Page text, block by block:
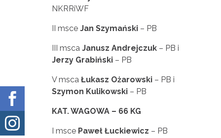


NKRRiWF
II msce Jan Szymański– PB
III msca Janusz Andrejczuk– PB i
Jerzy Grabiński– PB
V msca Łukasz Ożarowski– PB i
Szymon Kulikowski – PB
KAT. WAGOWA – 66 KG
I msce Paweł Łuckiewicz – PB